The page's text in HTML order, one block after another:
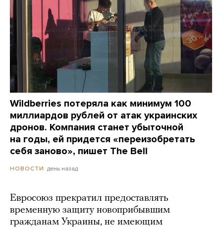
Wildberries потеряла как минимум 100
миллиардов рублей от атак украинских
дронов. Компания станет убыточной
на годы, ей придется «переизобретать
себя заново», пишет The Bell
НОВОСТИ день назад
Евросоюз прекратил предоставлять
временную защиту новоприбывшим
гражданам Украины, не имеющим